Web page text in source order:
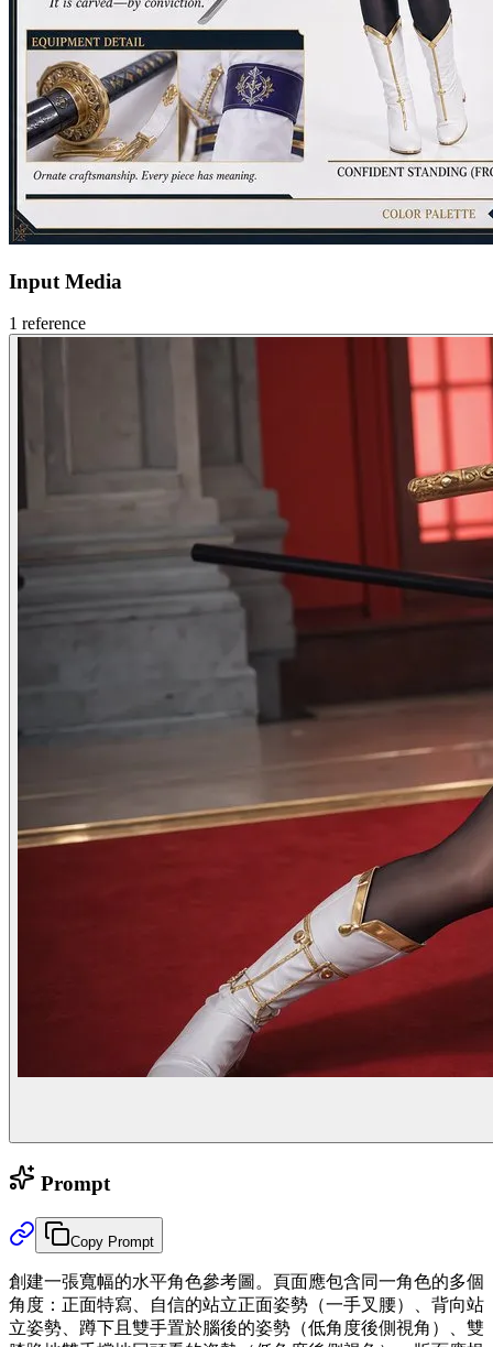
Input Media
1 reference
Prompt
Copy Prompt
創建一張寬幅的水平角色參考圖。頁面應包含同一角色的多個
角度：正面特寫、自信的站立正面姿勢（一手叉腰）、背向站
立姿勢、蹲下且雙手置於腦後的姿勢（低角度後側視角）、雙